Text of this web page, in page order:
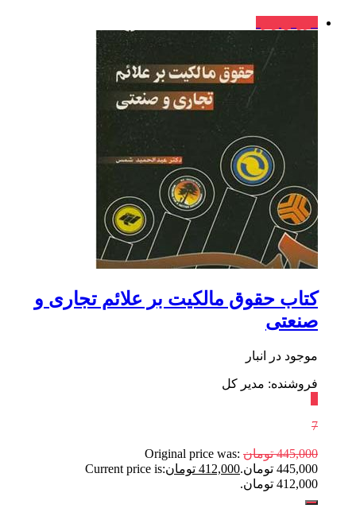
کتاب حقوق مالکیت بر علائم تجاری و
صنعتی
موجود در انبار
فروشنده: مدیر کل
7
445,000 تومان Original price was:
445,000 تومان.
412,000 تومانCurrent price is:
412,000 تومان.